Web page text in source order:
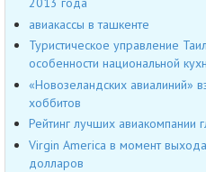
авиакассы в ташкенте
Туристическое управление
особенности национальной
«Новозеландских авиалиний»
хоббитов
Рейтинг лучших авиакомпании
Virgin America в момент
долларов